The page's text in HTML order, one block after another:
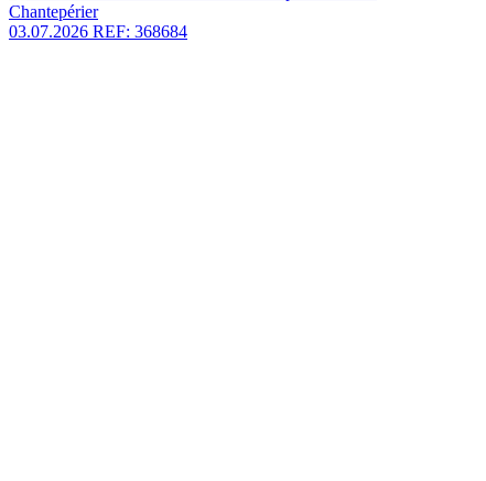
Chantepérier
03.07.2026 REF: 368684